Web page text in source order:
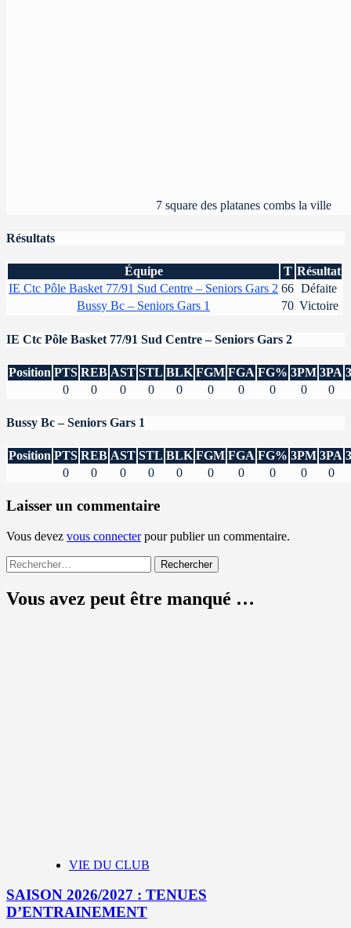
7 square des platanes combs la ville
Résultats
Équipe T Résultat
IE Ctc Pôle Basket 77/91 Sud Centre – Seniors Gars 2 66 Défaite
Bussy Bc – Seniors Gars 1
70 Victoire
IE Ctc Pôle Basket 77/91 Sud Centre – Seniors Gars 2
Position PTS REB AST STL BLK FGM FGA FG% 3PM 3PA
0
0 0 0 0 0 0 0 0 0
Bussy Bc – Seniors Gars 1
Position PTS REB AST STL BLK FGM FGA FG% 3PM 3PA
0
0 0 0 0 0 0 0 0 0
Laisser un commentaire
Vous devez vous connecterpour publier un commentaire.
Rechercher :
Vous avez peut être manqué …
VIE DU CLUB
SAISON 2026/2027 : TENUES
D’ENTRAINEMENT